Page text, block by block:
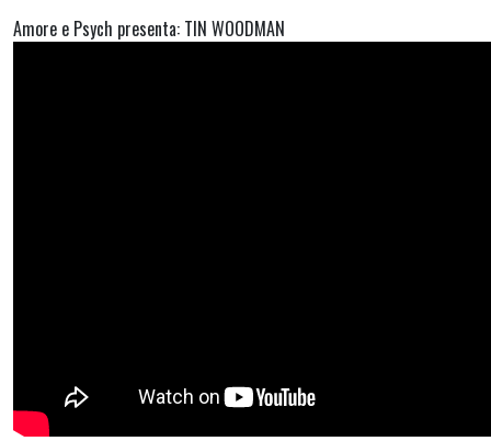
Amore e Psych presenta: TIN WOODMAN